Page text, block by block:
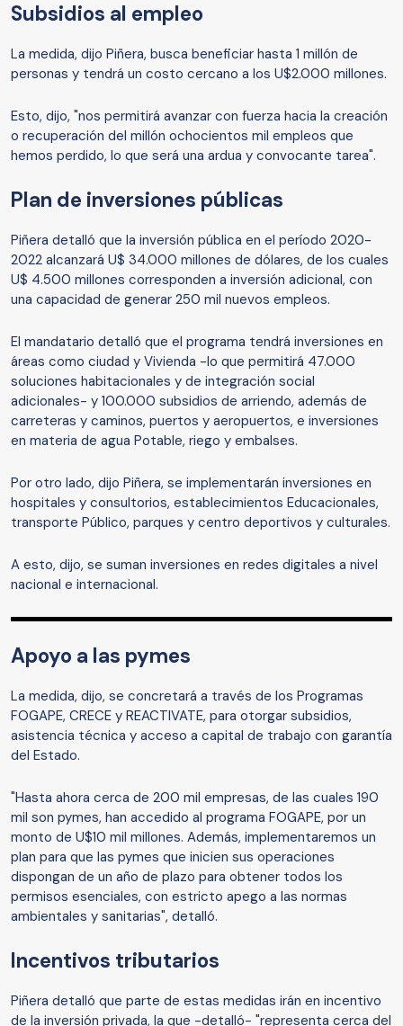
Subsidios al empleo
La medida, dijo Piñera, busca beneficiar hasta 1 millón de
personas y tendrá un costo cercano a los U$2.000 millones.
Esto, dijo, "nos permitirá avanzar con fuerza hacia la creación
o recuperación del millón ochocientos mil empleos que
hemos perdido, lo que será una ardua y convocante tarea".
Plan de inversiones públicas
Piñera detalló que la inversión pública en el período 2020-
2022 alcanzará U$ 34.000 millones de dólares, de los cuales
U$ 4.500 millones corresponden a inversión adicional, con
una capacidad de generar 250 mil nuevos empleos.
El mandatario detalló que el programa tendrá inversiones en
áreas como ciudad y Vivienda -lo que permitirá 47.000
soluciones habitacionales y de integración social
adicionales- y 100.000 subsidios de arriendo, además de
carreteras y caminos, puertos y aeropuertos, e inversiones
en materia de agua Potable, riego y embalses.
Por otro lado, dijo Piñera, se implementarán inversiones en
hospitales y consultorios, establecimientos Educacionales,
transporte Público, parques y centro deportivos y culturales.
A esto, dijo, se suman inversiones en redes digitales a nivel
nacional e internacional.
Apoyo a las pymes
La medida, dijo, se concretará a través de los Programas
FOGAPE, CRECE y REACTIVATE, para otorgar subsidios,
asistencia técnica y acceso a capital de trabajo con garantía
del Estado.
"Hasta ahora cerca de 200 mil empresas, de las cuales 190
mil son pymes, han accedido al programa FOGAPE, por un
monto de U$10 mil millones. Además, implementaremos un
plan para que las pymes que inicien sus operaciones
dispongan de un año de plazo para obtener todos los
permisos esenciales, con estricto apego a las normas
ambientales y sanitarias", detalló.
Incentivos tributarios
Piñera detalló que parte de estas medidas irán en incentivo
de la inversión privada, la que -detalló- "representa cerca del